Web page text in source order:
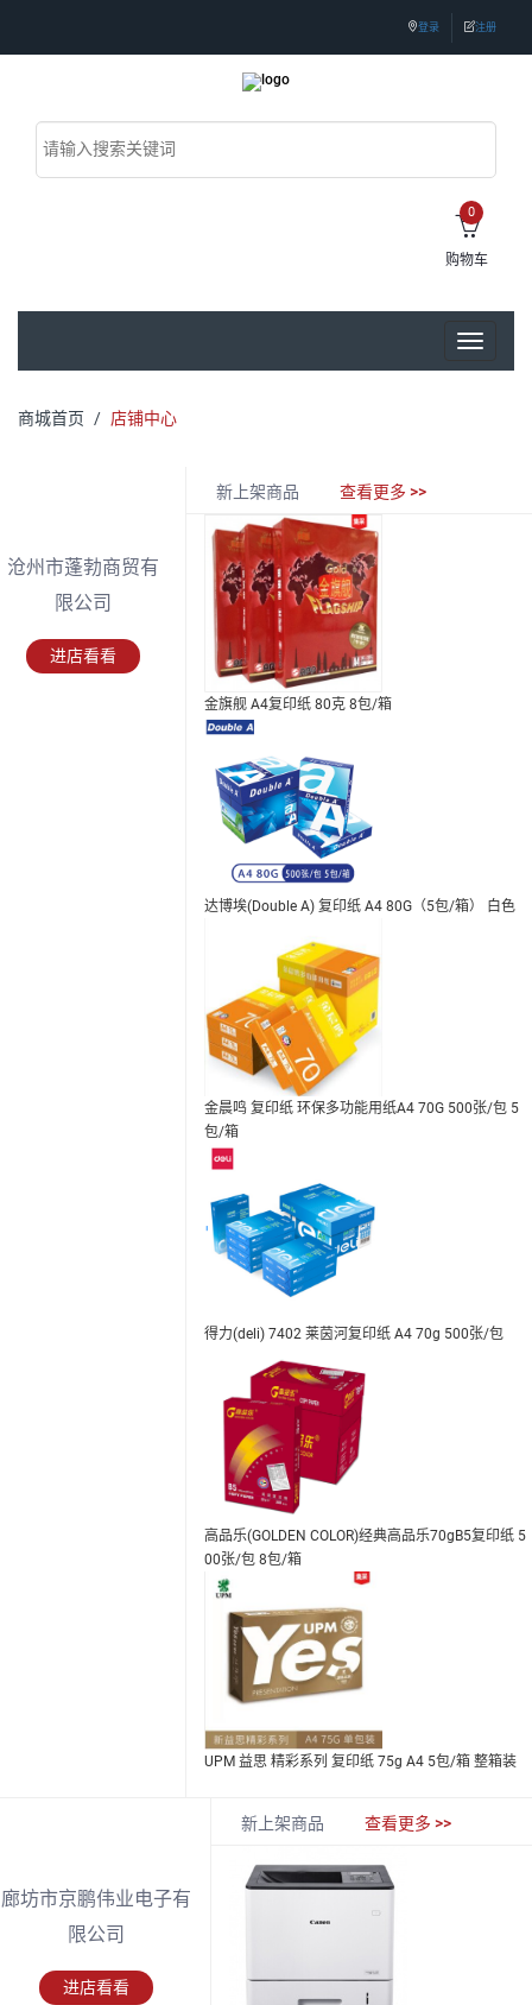
登录 注册
0
购物车
Toggle
商城首页 店铺中心
沧州市蓬勃商贸有
限公司
进店看看
新上架商品 查看更多 >>
金旗舰 A4复印纸 80克 8包/箱
达博埃(Double A) 复印纸 A4 80G（5包/箱） 白色
金晨鸣 复印纸 环保多功能用纸A4 70G 500张/包 5
包/箱
得力(deli) 7402 莱茵河复印纸 A4 70g 500张/包
高品乐(GOLDEN COLOR)经典高品乐70gB5复印纸 5
00张/包 8包/箱
UPM 益思 精彩系列 复印纸 75g A4 5包/箱 整箱装
廊坊市京鹏伟业电子有
限公司
进店看看
新上架商品 查看更多 >>